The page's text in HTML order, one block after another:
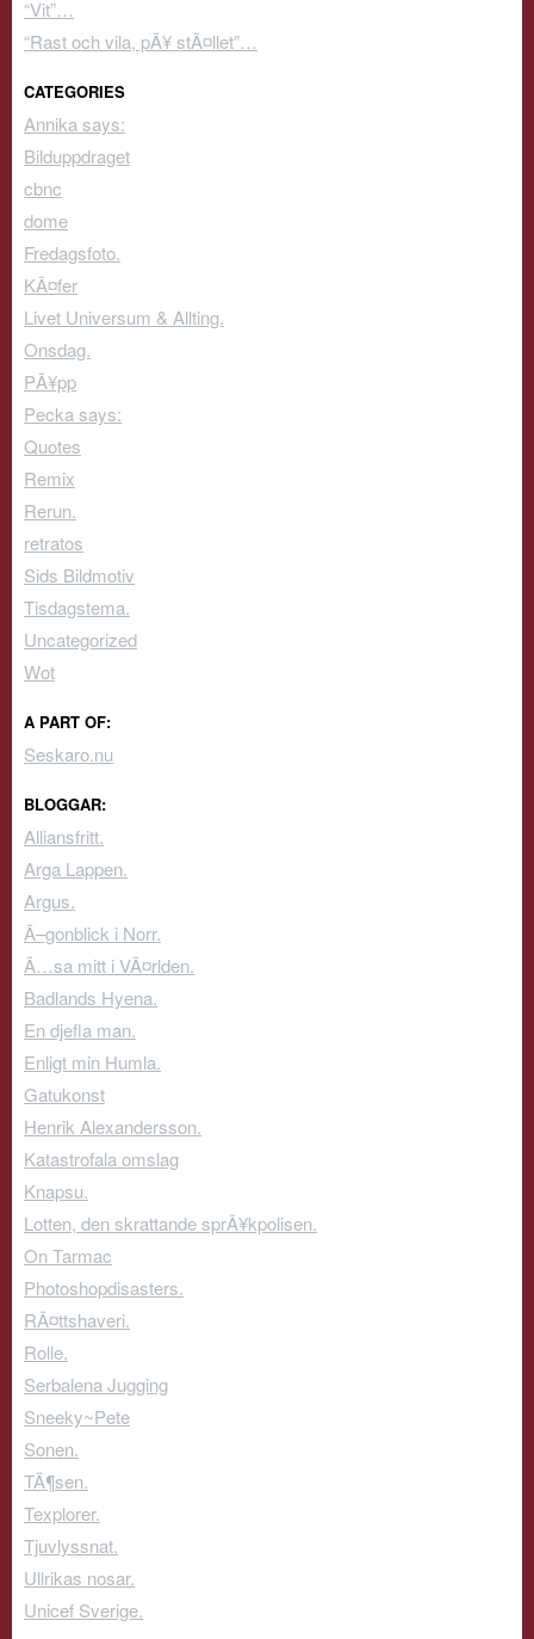
“Vit”…
“Rast och vila, pÃ¥ stÃ¤llet”…
CATEGORIES
Annika says:
Bilduppdraget
cbnc
dome
Fredagsfoto.
KÃ¤fer
Livet Universum & Allting.
Onsdag.
PÃ¥pp
Pecka says:
Quotes
Remix
Rerun.
retratos
Sids Bildmotiv
Tisdagstema.
Uncategorized
Wot
A PART OF:
Seskaro.nu
BLOGGAR:
Alliansfritt.
Arga Lappen.
Argus.
Ã–gonblick i Norr.
Ã…sa mitt i VÃ¤rlden.
Badlands Hyena.
En djefla man.
Enligt min Humla.
Gatukonst
Henrik Alexandersson.
Katastrofala omslag
Knapsu.
Lotten, den skrattande sprÃ¥kpolisen.
On Tarmac
Photoshopdisasters.
RÃ¤ttshaveri.
Rolle.
Serbalena Jugging
Sneeky~Pete
Sonen.
TÃ¶sen.
Texplorer.
Tjuvlyssnat.
Ullrikas nosar.
Unicef Sverige.